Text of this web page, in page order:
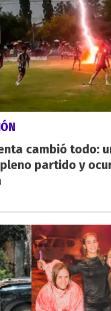
cambió todo:
partido y